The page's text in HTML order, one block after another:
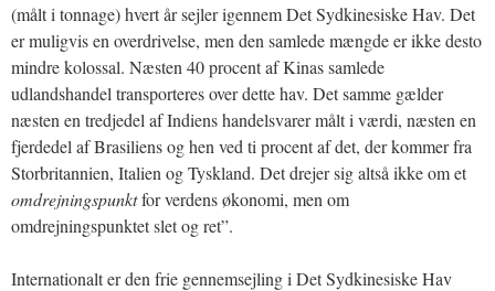
(målt i tonnage) hvert år sejler igennem Det Sydkinesiske Hav. Det
er muligvis en overdrivelse, men den samlede mængde er ikke desto
mindre kolossal. Næsten 40 procent af Kinas samlede
udlandshandel transporteres over dette hav. Det samme gælder
næsten en tredjedel af Indiens handelsvarer målt i værdi, næsten en
fjerdedel af Brasiliens og hen ved ti procent af det, der kommer fra
Storbritannien, Italien og Tyskland. Det drejer sig altså ikke om et
omdrejningspunktfor verdens økonomi, men om
omdrejningspunktet slet og ret”.
Internationalt er den frie gennemsejling i Det Sydkinesiske Hav